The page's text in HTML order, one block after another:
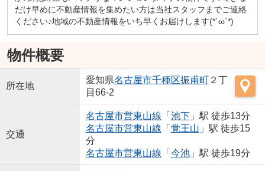
だけ早めに不動産情報を集めたい方は当社スタッフまでご連絡
ください♪地域の不動産情報をいち早くお届けします(*´ω`*)
物件概要
所在地
愛知県名古屋市千種区振甫町２丁
目66-2
交通
名古屋市営東山線 「 池下」駅 徒歩13分
名古屋市営東山線 「 覚王山 」駅 徒歩15
分
名古屋市営東山線 「 今池」駅 徒歩19分